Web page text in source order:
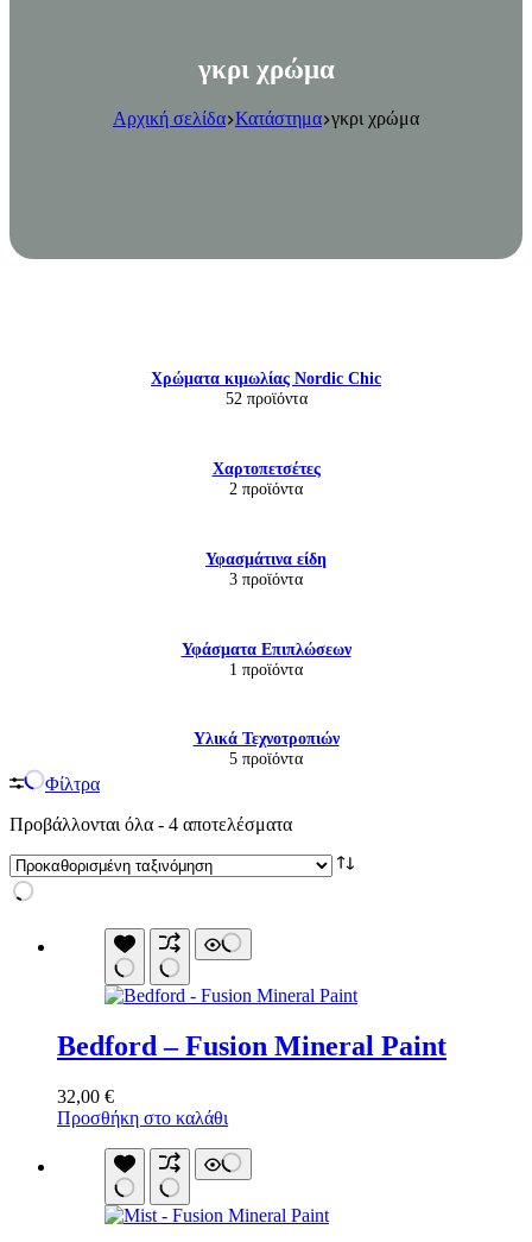
γκρι χρώμα
Αρχική σελίδα Κατάστημα γκρι χρώμα
Χρώματα κιμωλίας Nordic Chic
52 προϊόντα
Χαρτοπετσέτες
2 προϊόντα
Υφασμάτινα είδη
3 προϊόντα
Υφάσματα Επιπλώσεων
1 προϊόντα
Υλικά Τεχνοτροπιών
5 προϊόντα
Φίλτρα
Προβάλλονται όλα - 4 αποτελέσματα
Bedford – Fusion Mineral Paint
32,00 €
Προσθήκη στο καλάθι